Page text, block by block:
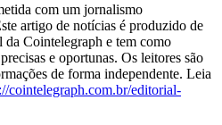
com um jornalismo
artigo de notícias é produzido de
Cointelegraph e tem como
e oportunas. Os leitores são
de forma independente. Leia
cointelegraph.com.br/editorial-